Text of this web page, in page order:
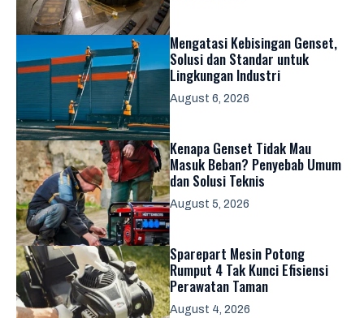
Mengatasi Kebisingan Genset,
Solusi dan Standar untuk
Lingkungan Industri
August 6, 2026
Kenapa Genset Tidak Mau
Masuk Beban? Penyebab Umum
dan Solusi Teknis
August 5, 2026
Sparepart Mesin Potong
Rumput 4 Tak Kunci Efisiensi
Perawatan Taman
August 4, 2026